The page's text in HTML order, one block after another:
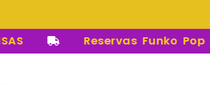
Reservas Funko Pop